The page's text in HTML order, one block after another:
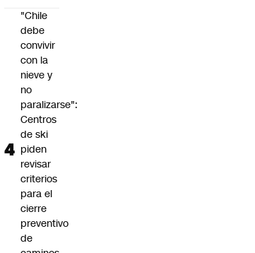
"Chile
debe
convivir
con la
nieve y
no
paralizarse":
Centros
de ski
piden
revisar
criterios
para el
cierre
preventivo
de